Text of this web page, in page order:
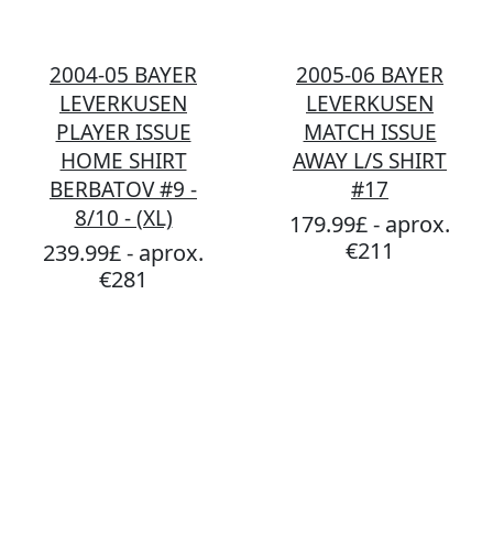
2004-05 BAYER
LEVERKUSEN
PLAYER ISSUE
HOME SHIRT
BERBATOV #9 -
8/10 - (XL)
239.99£ - aprox.
€281
2005-06 BAYER
LEVERKUSEN
MATCH ISSUE
AWAY L/S SHIRT
#17
179.99£ - aprox.
€211